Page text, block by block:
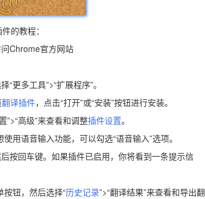
的教程：
Chrome官方网站
更多工具”>“扩展程序”。
翻译插件，点击“打开”或“安装”按钮进行安装。
高级”来查看和调整插件设置。
用语音输入功能，可以勾选“语音输入”选项。
按回车键。如果插件已启用，你将看到一条提示信
钮，然后选择“历史记录”>“翻译结果”来查看和导出翻